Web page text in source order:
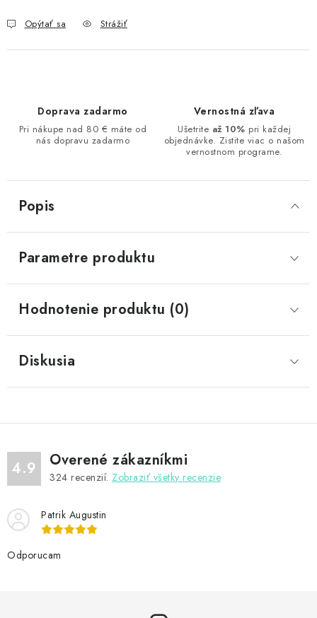
Opýtať sa Strážiť
Doprava zadarmo
Pri nákupe nad 80 € máte od
nás dopravu zadarmo
Vernostná zľava
Ušetrite až 10% pri každej
objednávke. Zistite viac o našom
vernostnom programe.
Popis
Parametre produktu
Hodnotenie produktu (0)
Diskusia
4.9 Overené zákazníkmi
324 recenzií. Zobraziť všetky recenzie
Patrik Augustin
Odporucam